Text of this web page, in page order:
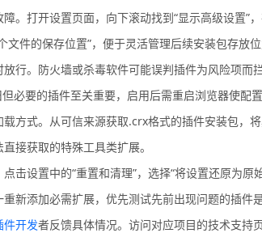
。打开设置页面，向下滚动找到“显示高级设置
件的保存位置”，便于灵活管理后续安装包存放位
放行。防火墙或杀毒软件可能误判插件为风险
必要的插件至关重要，启用后需重启浏览器使配置
方式。从可信来源获取.crx格式的插件安装包，
接获取的特殊工具类扩展。
击设置中的“重置和清理”，选择“将设置还原为
新添加必需扩展，优先测试先前出现问题的插件
件开发者反馈具体情况。访问对应项目的技术支持